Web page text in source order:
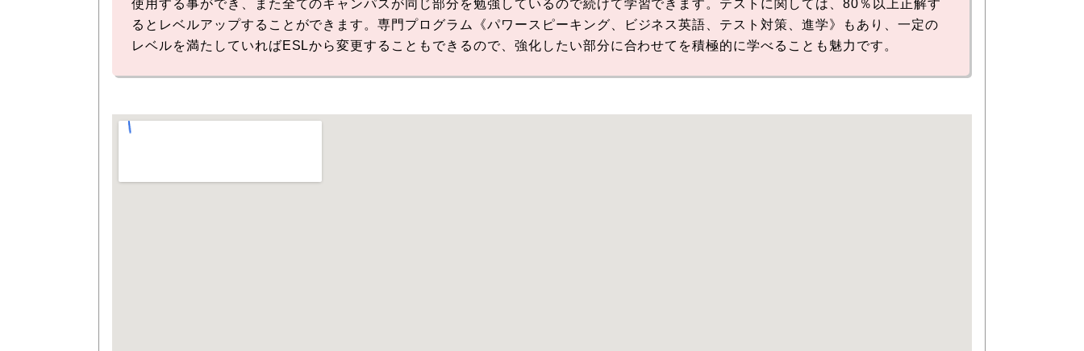
使用する事ができ、また全てのキャンパスが同じ部分を勉強しているので続けて学習できます。テストに関しては、80％以上正解す
るとレベルアップすることができます。専門プログラム《パワースピーキング、ビジネス英語、テスト対策、進学》もあり、一定の
レベルを満たしていればESLから変更することもできるので、強化したい部分に合わせてを積極的に学べることも魅力です。